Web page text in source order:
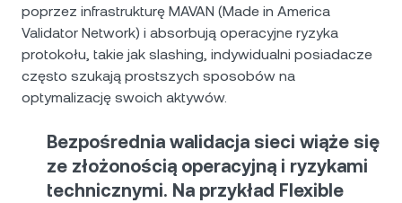
poprzez infrastrukturę MAVAN (Made in America
Validator Network) i absorbują operacyjne ryzyka
protokołu, takie jak slashing, indywidualni posiadacze
często szukają prostszych sposobów na
optymalizację swoich aktywów.
Bezpośrednia walidacja sieci wiąże się
ze złożonością operacyjną i ryzykami
technicznymi. Na przykład Flexible